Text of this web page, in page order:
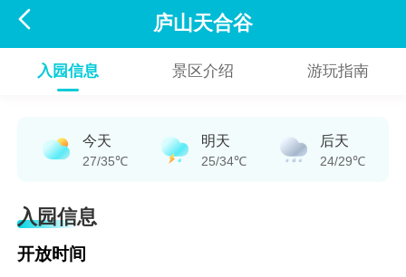
 庐山天合谷
入园信息 景区介绍 游玩指南
今天
27/35℃
明天
25/34℃
后天
24/29℃
入园信息
开放时间